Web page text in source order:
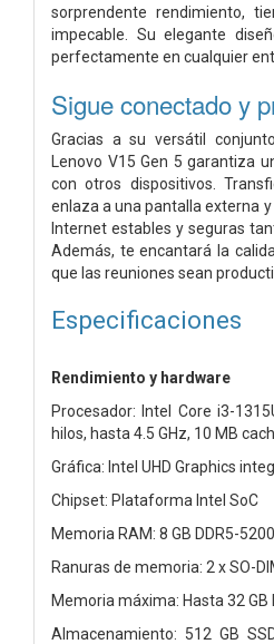
sorprendente rendimiento,
impecable. Su elegante
perfectamente en cualquier
Sigue conectado y
Gracias a su versátil
Lenovo V15 Gen 5 garantiza
con otros dispositivos.
enlaza a una pantalla externa
Internet estables y seguras
Además, te encantará la
que las reuniones sean
Especificaciones
Rendimiento y hardware
Procesador: Intel Core i3-
hilos, hasta 4.5 GHz, 10 MB
Gráfica: Intel UHD Graphics
Chipset: Plataforma Intel SoC
Memoria RAM: 8 GB DDR5-
Ranuras de memoria: 2 x SO-
Memoria máxima: Hasta 32 GB
Almacenamiento: 512 GB